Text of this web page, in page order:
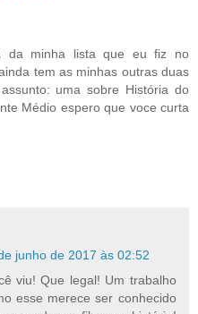
da minha lista que eu fiz no
tem as minhas outras duas
uma sobre História do
Médio espero que voce curta
junho de 2017 às 02:52
viu! Que legal! Um trabalho
esse merece ser conhecido